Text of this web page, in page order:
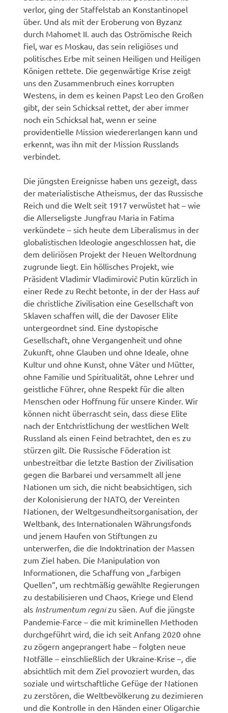
verlor, ging der Staffelstab an Konstantinopel
über. Und als mit der Eroberung von Byzanz
durch Mahomet II. auch das Oströmische Reich
fiel, war es Moskau, das sein religiöses und
politisches Erbe mit seinen Heiligen und Heiligen
Königen rettete. Die gegenwärtige Krise zeigt
uns den Zusammenbruch eines korrupten
Westens, in dem es keinen Papst Leo den Großen
gibt, der sein Schicksal rettet, der aber immer
noch ein Schicksal hat, wenn er seine
providentielle Mission wiedererlangen kann und
erkennt, was ihn mit der Mission Russlands
verbindet.
Die jüngsten Ereignisse haben uns gezeigt, dass
der materialistische Atheismus, der das Russische
Reich und die Welt seit 1917 verwüstet hat – wie
die Allerseligste Jungfrau Maria in Fatima
verkündete – sich heute dem Liberalismus in der
globalistischen Ideologie angeschlossen hat, die
dem deliriösen Projekt der Neuen Weltordnung
zugrunde liegt. Ein höllisches Projekt, wie
Präsident Vladimir Vladimirovič Putin kürzlich in
einer Rede zu Recht betonte, in der der Hass auf
die christliche Zivilisation eine Gesellschaft von
Sklaven schaffen will, die der Davoser Elite
untergeordnet sind. Eine dystopische
Gesellschaft, ohne Vergangenheit und ohne
Zukunft, ohne Glauben und ohne Ideale, ohne
Kultur und ohne Kunst, ohne Väter und Mütter,
ohne Familie und Spiritualität, ohne Lehrer und
geistliche Führer, ohne Respekt für die alten
Menschen oder Hoffnung für unsere Kinder. Wir
können nicht überrascht sein, dass diese Elite
nach der Entchristlichung der westlichen Welt
Russland als einen Feind betrachtet, den es zu
stürzen gilt. Die Russische Föderation ist
unbestreitbar die letzte Bastion der Zivilisation
gegen die Barbarei und versammelt all jene
Nationen um sich, die nicht beabsichtigen, sich
der Kolonisierung der NATO, der Vereinten
Nationen, der Weltgesundheitsorganisation, der
Weltbank, des Internationalen Währungsfonds
und jenem Haufen von Stiftungen zu
unterwerfen, die die Indoktrination der Massen
zum Ziel haben. Die Manipulation von
Informationen, die Schaffung von „farbigen
Quellen“, um rechtmäßig gewählte Regierungen
zu destabilisieren und Chaos, Kriege und Elend
als Instrumentum regnizu säen. Auf die jüngste
Pandemie-Farce – die mit kriminellen Methoden
durchgeführt wird, die ich seit Anfang 2020 ohne
zu zögern angeprangert habe – folgten neue
Notfälle – einschließlich der Ukraine-Krise –, die
absichtlich mit dem Ziel provoziert wurden, das
soziale und wirtschaftliche Gefüge der Nationen
zu zerstören, die Weltbevölkerung zu dezimieren
und die Kontrolle in den Händen einer Oligarchie